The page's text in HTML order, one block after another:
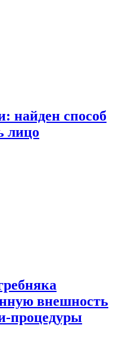
найден способ
лицо
внешность
процедуры